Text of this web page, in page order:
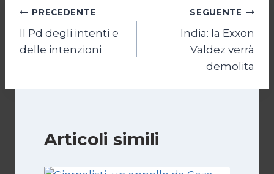
Navigazione
articoli
PRECEDENTE
Il Pd degli intenti e
delle intenzioni
SEGUENTE
India: la Exxon
Valdez verrà
demolita
Articoli simili